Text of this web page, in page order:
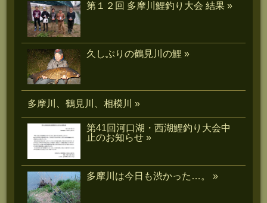
第１２回 多摩川鯉釣り大会 結果 »
久しぶりの鶴見川の鯉 »
多摩川、鶴見川、相模川 »
第41回河口湖・西湖鯉釣り大会中
止のお知らせ »
多摩川は今日も渋かった…。 »